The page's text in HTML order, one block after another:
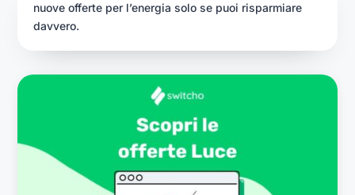
nuove offerte per l’energia solo se puoi risparmiare
davvero.